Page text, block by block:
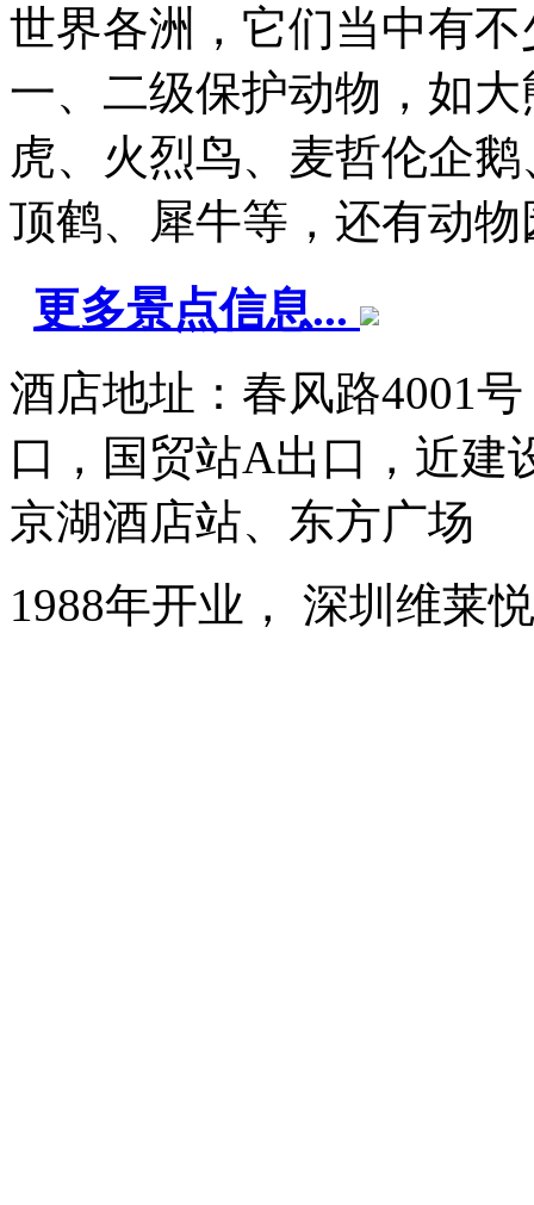
世界各洲，它们当中有
一、二级保护动物，如
虎、火烈鸟、麦哲伦企
顶鹤、犀牛等，还有动
更多景点信息...
酒店地址：春风路4001
口，国贸站A出口，近建
京湖酒店站、东方广场
1988年开业， 深圳维